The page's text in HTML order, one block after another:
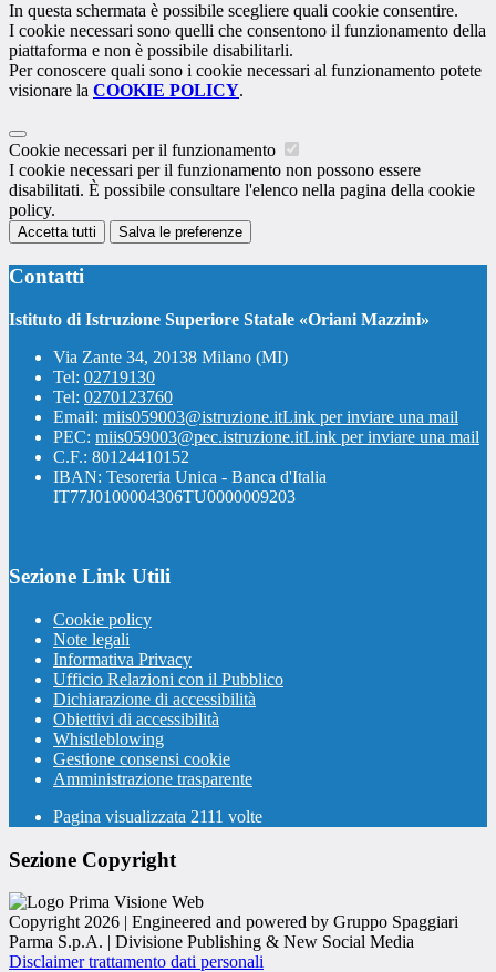
In questa schermata è possibile scegliere quali cookie consentire.
I cookie necessari sono quelli che consentono il funzionamento della
piattaforma e non è possibile disabilitarli.
Per conoscere quali sono i cookie necessari al funzionamento potete
visionare la COOKIE POLICY.
Cookie necessari per il funzionamento
I cookie necessari per il funzionamento non possono essere
disabilitati. È possibile consultare l'elenco nella pagina della cookie
policy.
Accetta tutti Salva le preferenze
Contatti
Istituto di Istruzione Superiore Statale «Oriani Mazzini»
Via Zante 34, 20138 Milano (MI)
Tel: 02719130
Tel: 0270123760
Email: miis059003@istruzione.itLink per inviare una mail
PEC: miis059003@pec.istruzione.itLink per inviare una mail
C.F.: 80124410152
IBAN: Tesoreria Unica - Banca d'Italia
IT77J0100004306TU0000009203
Sezione Link Utili
Cookie policy
Note legali
Informativa Privacy
Ufficio Relazioni con il Pubblico
Dichiarazione di accessibilità
Obiettivi di accessibilità
Whistleblowing
Gestione consensi cookie
Amministrazione trasparente
Pagina visualizzata 2111 volte
Sezione Copyright
Copyright 2026 | Engineered and powered by Gruppo Spaggiari
Parma S.p.A. | Divisione Publishing & New Social Media
Disclaimer trattamento dati personali